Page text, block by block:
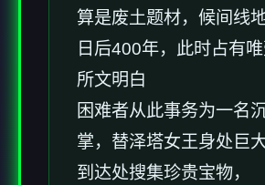
算是废土题材，候间线
日后400年，此时占有
所文明白
困难者从此事务为一名
掌，替泽塔女王身处巨
到达处搜集珍贵宝物，